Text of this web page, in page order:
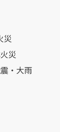
災
災
・大雨